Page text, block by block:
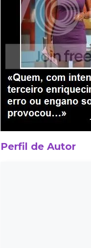
Perfil de Autor